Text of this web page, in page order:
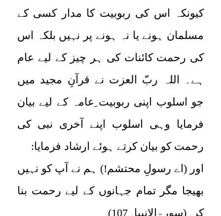
کیونکہ اس کی ربوبیت کا مدار کسی کے
مسلمان ہونے یا نہ ہونے پر نہیں بلکہ اس
کی رحمت کائنات کی ہر چیز کے لیے عام
ہے۔ اللہ ربّ العزت نے قرآنِ مجید میں
جو اسلوب اپنی ربوبیت ِعامہ کے لیے بیان
فرمایا وہی اسلوب اپنے آخری نبی کی
رحمت کو بیان کرتے ہوئے ارشاد فرمایا:
اور (اے رسولِ محتشم!) ہم نے آپ کو نہیں
بھیجا مگر تمام جہانوں کے لیے رحمت بنا
کر۔(سورۃالانبیا۔107)